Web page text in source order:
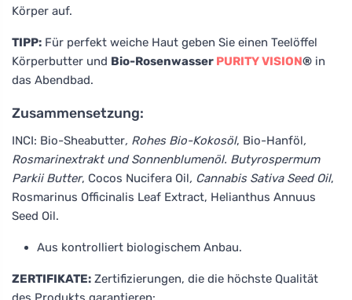
Körper auf.
TIPP: Für perfekt weiche Haut geben Sie einen Teelöffel
Körperbutter und Bio-Rosenwasser PURITY VISION® in
das Abendbad.
Zusammensetzung:
INCI: Bio-Sheabutter, Rohes Bio-Kokosöl, Bio-Hanföl,
Rosmarinextrakt und Sonnenblumenöl. Butyrospermum
Parkii Butter, Cocos Nucifera Oil, Cannabis Sativa Seed Oil,
Rosmarinus Officinalis Leaf Extract, Helianthus Annuus
Seed Oil.
Aus kontrolliert biologischem Anbau.
ZERTIFIKATE: Zertifizierungen, die die höchste Qualität